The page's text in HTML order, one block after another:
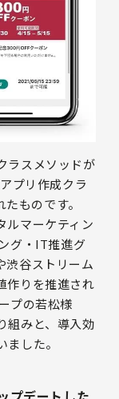
ラスメソッドが
プリ作成クラ
ものです。
ルマーケティン
グ・IT推進グ
渋谷ストリーム
作りを推進され
プの若松様
組みと、導入効
した。